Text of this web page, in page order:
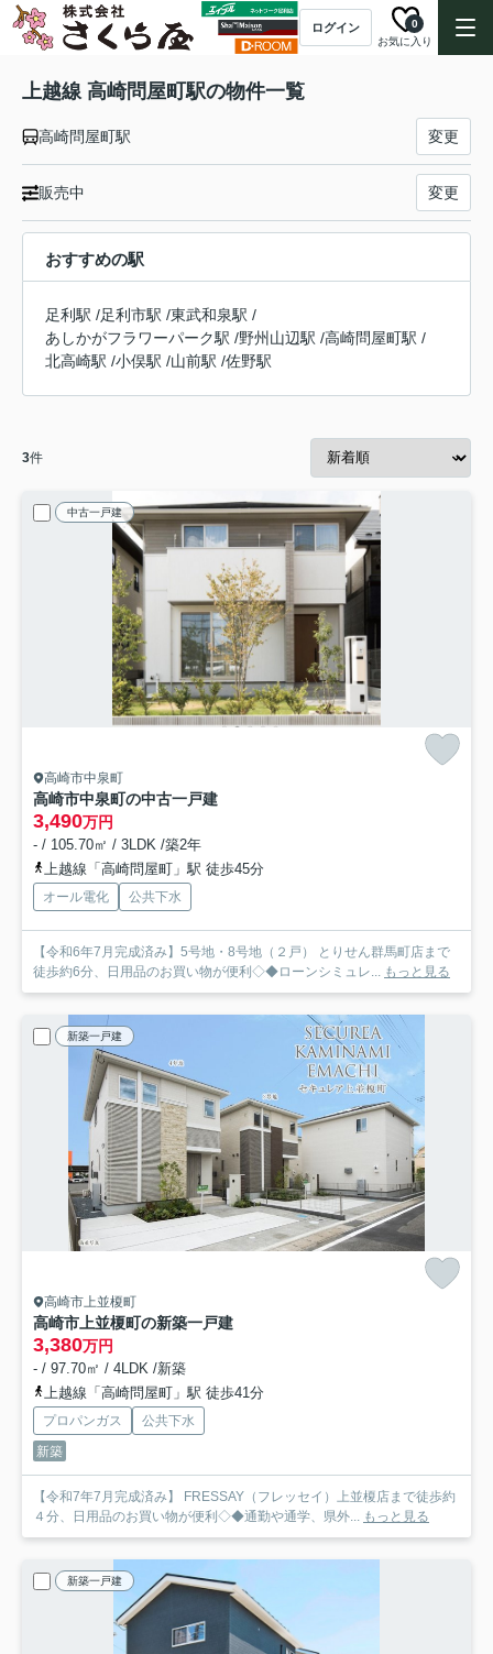
ログイン
お気に入り
0
上越線 高崎問屋町駅の物件一覧
高崎問屋町駅 変更
販売中 変更
おすすめの駅
足利駅 /足利市駅 /東武和泉駅 /
あしかがフラワーパーク駅 /野州山辺駅 /高崎問屋町駅 /
北高崎駅 /小俣駅 /山前駅 /佐野駅
3件
中古一戸建
高崎市中泉町
高崎市中泉町の中古一戸建
3,490万円
- / 105.70㎡ / 3LDK /築2年
上越線「高崎問屋町」駅 徒歩45分
オール電化 公共下水
【令和6年7月完成済み】5号地・8号地（２戸） とりせん群馬町店まで
徒歩約6分、日用品のお買い物が便利◇◆ローンシミュレ... もっと見る
新築一戸建
高崎市上並榎町
高崎市上並榎町の新築一戸建
3,380万円
- / 97.70㎡ / 4LDK /新築
上越線「高崎問屋町」駅 徒歩41分
プロパンガス
公共下水
新築
【令和7年7月完成済み】 FRESSAY（フレッセイ）上並榎店まで徒歩約
４分、日用品のお買い物が便利◇◆通勤や通学、県外... もっと見る
新築一戸建